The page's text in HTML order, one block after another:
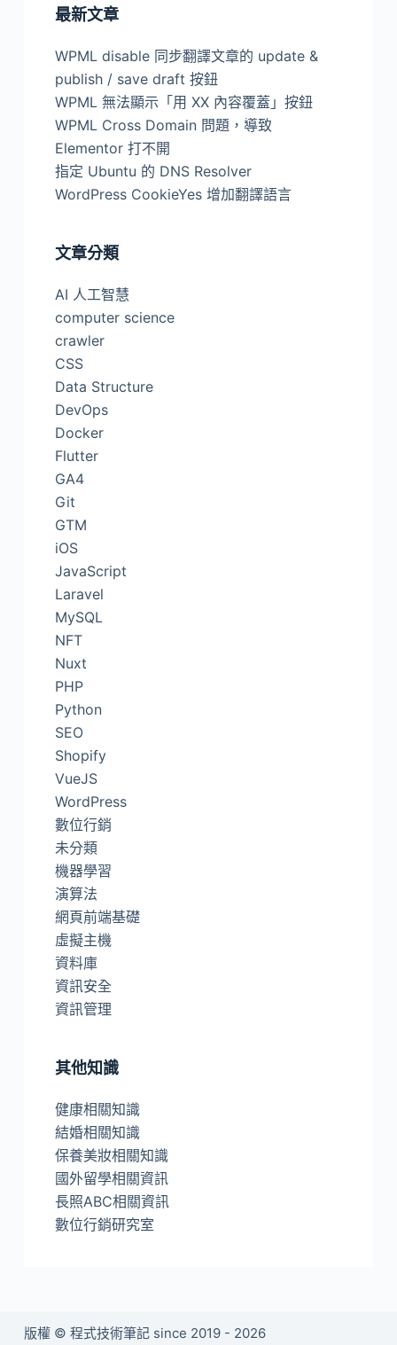
最新文章
WPML disable 同步翻譯文章的 update &
publish / save draft 按鈕
WPML 無法顯示「用 XX 內容覆蓋」按鈕
WPML Cross Domain 問題，導致
Elementor 打不開
指定 Ubuntu 的 DNS Resolver
WordPress CookieYes 增加翻譯語言
文章分類
AI 人工智慧
computer science
crawler
CSS
Data Structure
DevOps
Docker
Flutter
GA4
Git
GTM
iOS
JavaScript
Laravel
MySQL
NFT
Nuxt
PHP
Python
SEO
Shopify
VueJS
WordPress
數位行銷
未分類
機器學習
演算法
網頁前端基礎
虛擬主機
資料庫
資訊安全
資訊管理
其他知識
健康相關知識
結婚相關知識
保養美妝相關知識
國外留學相關資訊
長照ABC相關資訊
數位行銷研究室
版權 © 程式技術筆記 since 2019 - 2026